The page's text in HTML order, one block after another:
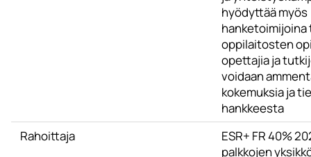
hyödyttää myös
hanketoimijoina
oppilaitosten
opettajia ja
voidaan
kokemuksia ja
hankkeesta
Rahoittaja
ESR+ FR 40%
palkkojen